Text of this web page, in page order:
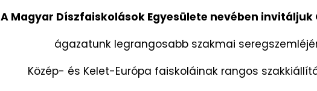
A Magyar Díszfaiskolások Egyesülete nevében
ágazatunk legrangosabb szakmai
Közép- és Kelet-Európa faiskoláinak rangos